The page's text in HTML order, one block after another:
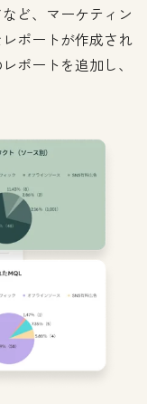
ど、マーケティン
ポートが作成され
ポートを追加し、